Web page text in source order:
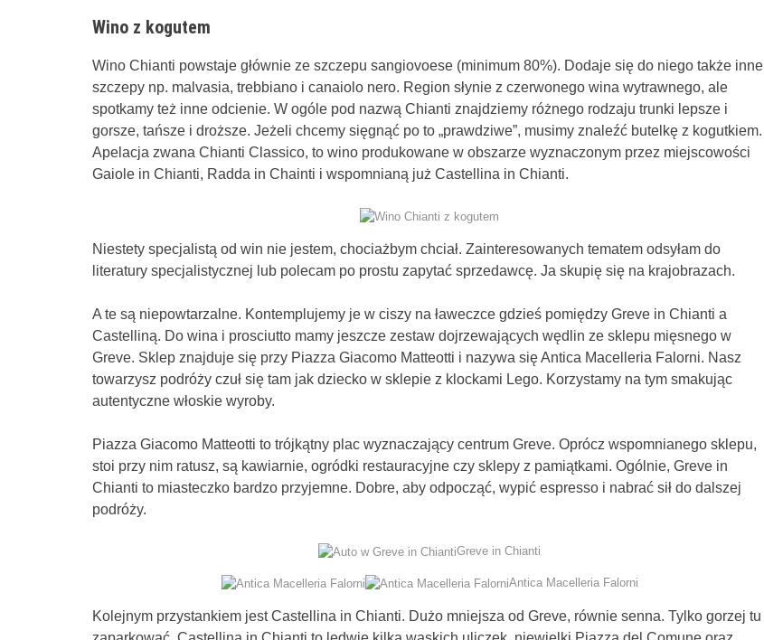
Wino z kogutem
Wino Chianti powstaje głównie ze szczepu sangiovoese (minimum 80%). Dodaje się do niego także inne
szczepy np. malvasia, trebbiano i canaiolo nero. Region słynie z czerwonego wina wytrawnego, ale
spotkamy też inne odcienie. W ogóle pod nazwą Chianti znajdziemy różnego rodzaju trunki lepsze i
gorsze, tańsze i droższe. Jeżeli chcemy sięgnąć po to „prawdziwe”, musimy znaleźć butelkę z kogutkiem.
Apelacja zwana Chianti Classico, to wino produkowane w obszarze wyznaczonym przez miejscowości
Gaiole in Chianti, Radda in Chainti i wspomnianą już Castellina in Chianti.
Niestety specjalistą od win nie jestem, chociażbym chciał. Zainteresowanych tematem odsyłam do
literatury specjalistycznej lub polecam po prostu zapytać sprzedawcę. Ja skupię się na krajobrazach.
A te są niepowtarzalne. Kontemplujemy je w ciszy na ławeczce gdzieś pomiędzy Greve in Chianti a
Castelliną. Do wina i prosciutto mamy jeszcze zestaw dojrzewających wędlin ze sklepu mięsnego w
Greve. Sklep znajduje się przy Piazza Giacomo Matteotti i nazywa się Antica Macelleria Falorni. Nasz
towarzysz podróży czuł się tam jak dziecko w sklepie z klockami Lego. Korzystamy na tym smakując
autentyczne włoskie wyroby.
Piazza Giacomo Matteotti to trójkątny plac wyznaczający centrum Greve. Oprócz wspomnianego sklepu,
stoi przy nim ratusz, są kawiarnie, ogródki restauracyjne czy sklepy z pamiątkami. Ogólnie, Greve in
Chianti to miasteczko bardzo przyjemne. Dobre, aby odpocząć, wypić espresso i nabrać sił do dalszej
podróży.
Greve in Chianti
Antica Macelleria Falorni
Kolejnym przystankiem jest Castellina in Chianti. Dużo mniejsza od Greve, równie senna. Tylko gorzej tu